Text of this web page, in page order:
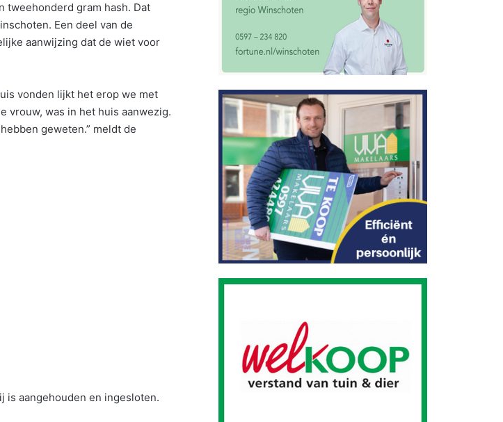
tweehonderd gram hash. Dat
Een deel van de
aanwijzing dat de wiet voor
vonden lijkt het erop we met
vrouw, was in het huis aanwezig.
geweten.” meldt de
is aangehouden en ingesloten.